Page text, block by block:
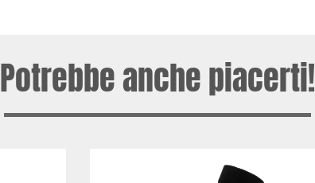
Potrebbe anche piacerti!